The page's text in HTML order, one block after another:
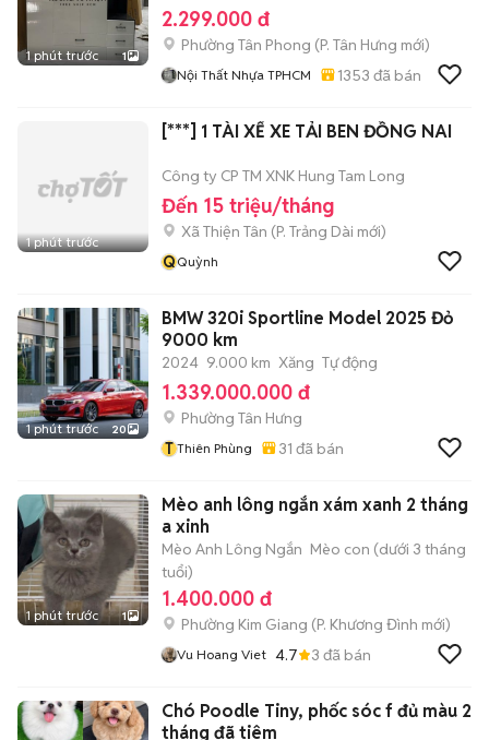
1 phút trước 1
2.299.000 đ
Phường Tân Phong (P. Tân Hưng mới)
Nội Thất Nhựa TPHCM 1353 đã bán
1 phút trước
[***] 1 TÀI XẾ XE TẢI BEN ĐỒNG NAI
Công ty CP TM XNK Hung Tam Long
Đến 15 triệu/tháng
Xã Thiện Tân (P. Trảng Dài mới)
QQuỳnh
1 phút trước 20
BMW 320i Sportline Model 2025 Đỏ
9000 km
2024 9.000 km Xăng Tự động
1.339.000.000 đ
Phường Tân Hưng
T Thiên Phùng 31 đã bán
1 phút trước 1
Mèo anh lông ngắn xám xanh 2 tháng
a xinh
Mèo Anh Lông Ngắn Mèo con (dưới 3 tháng
tuổi)
1.400.000 đ
Phường Kim Giang (P. Khương Đình mới)
Vu Hoang Viet 4.7 3 đã bán
Chó Poodle Tiny, phốc sóc f đủ màu 2
tháng đã tiêm